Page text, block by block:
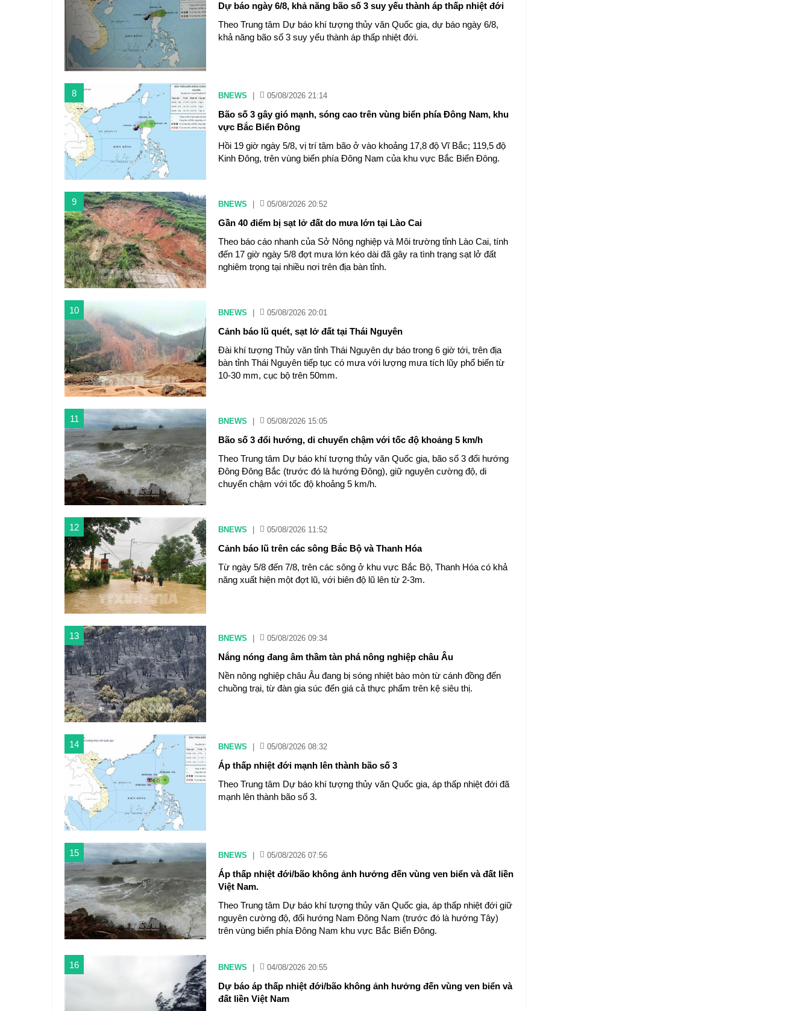
Dự báo ngày 6/8, khả năng bão số 3 suy yếu thành áp thấp nhiệt đới
Theo Trung tâm Dự báo khí tượng thủy văn Quốc gia, dự báo ngày 6/8,
khả năng bão số 3 suy yếu thành áp thấp nhiệt đới.
8 BNEWS 05/08/2026 21:14
Bão số 3 gây gió mạnh, sóng cao trên vùng biển phía Đông Nam, khu
vực Bắc Biển Đông
Hồi 19 giờ ngày 5/8, vị trí tâm bão ở vào khoảng 17,8 độ Vĩ Bắc; 119,5 độ
Kinh Đông, trên vùng biển phía Đông Nam của khu vực Bắc Biển Đông.
9 BNEWS 05/08/2026 20:52
Gần 40 điểm bị sạt lở đất do mưa lớn tại Lào Cai
Theo báo cáo nhanh của Sở Nông nghiệp và Môi trường tỉnh Lào Cai, tính
đến 17 giờ ngày 5/8 đợt mưa lớn kéo dài đã gây ra tình trạng sạt lở đất
nghiêm trọng tại nhiều nơi trên địa bàn tỉnh.
10 BNEWS 05/08/2026 20:01
Cảnh báo lũ quét, sạt lở đất tại Thái Nguyên ​
Đài khí tượng Thủy văn tỉnh Thái Nguyên dự báo trong 6 giờ tới, trên địa
bàn tỉnh Thái Nguyên tiếp tục có mưa với lượng mưa tích lũy phổ biến từ
10-30 mm, cục bộ trên 50mm.
11 BNEWS 05/08/2026 15:05
Bão số 3 đổi hướng, di chuyển chậm với tốc độ khoảng 5 km/h
Theo Trung tâm Dự báo khí tượng thủy văn Quốc gia, bão số 3 đổi hướng
Đông Đông Bắc (trước đó là hướng Đông), giữ nguyên cường độ, di
chuyển chậm với tốc độ khoảng 5 km/h.
12 BNEWS 05/08/2026 11:52
Cảnh báo lũ trên các sông Bắc Bộ và Thanh Hóa
Từ ngày 5/8 đến 7/8, trên các sông ở khu vực Bắc Bộ, Thanh Hóa có khả
năng xuất hiện một đợt lũ, với biên độ lũ lên từ 2-3m.
13 BNEWS 05/08/2026 09:34
Nắng nóng đang âm thầm tàn phá nông nghiệp châu Âu
Nền nông nghiệp châu Âu đang bị sóng nhiệt bào mòn từ cánh đồng đến
chuồng trại, từ đàn gia súc đến giá cả thực phẩm trên kệ siêu thị.
14 BNEWS 05/08/2026 08:32
Áp thấp nhiệt đới mạnh lên thành bão số 3
Theo Trung tâm Dự báo khí tượng thủy văn Quốc gia, áp thấp nhiệt đới đã
mạnh lên thành bão số 3.
15 BNEWS 05/08/2026 07:56
Áp thấp nhiệt đới/bão không ảnh hưởng đến vùng ven biển và đất liền
Việt Nam.
Theo Trung tâm Dự báo khí tượng thủy văn Quốc gia, áp thấp nhiệt đới giữ
nguyên cường độ, đổi hướng Nam Đông Nam (trước đó là hướng Tây)
trên vùng biển phía Đông Nam khu vực Bắc Biển Đông.
16 BNEWS 04/08/2026 20:55
Dự báo áp thấp nhiệt đới/bão không ảnh hưởng đến vùng ven biển và
đất liền Việt Nam